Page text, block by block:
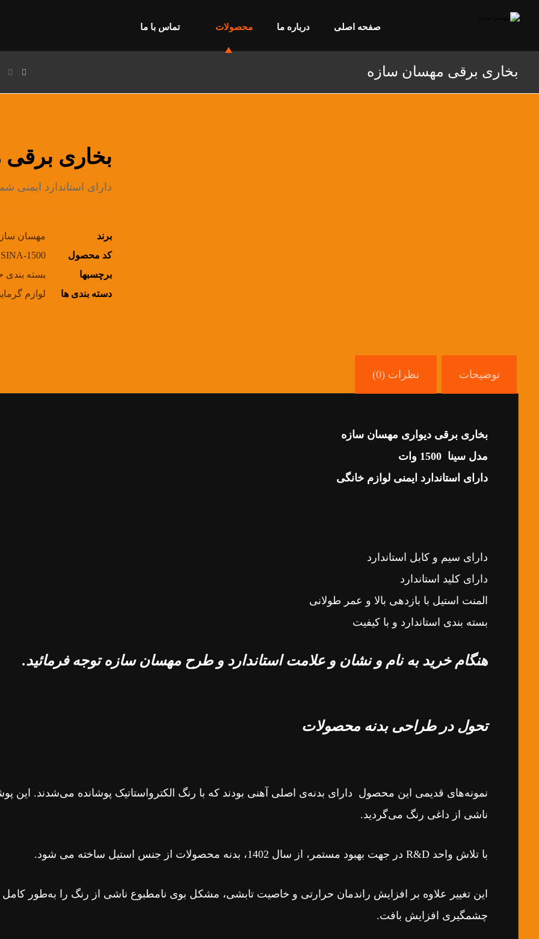
صفحه اصلی درباره ما محصولات تماس با ما
بخاری برقی مهسان سازه
بخاری
دارای استاندارد ایمنی شماره
برند
مهسان
کد محصول
SINA-1500
برچسبها
بسته بندی
دسته بندی ها
لوازم
توضیحات نظرات (0)
بخاری برقی دیواری مهسان سازه
مدل سینا 1500 وات
دارای استاندارد ایمنی لوازم خانگی
دارای سیم و کابل استاندارد
دارای کلید استاندارد
المنت استیل با بازدهی بالا و عمر طولانی
بسته بندی استاندارد و با کیفیت
هنگام خرید به نام و نشان و علامت استاندارد و طرح مهسان سازه توجه فرمائید.
تحول در طراحی بدنه محصولات
نمونه‌های قدیمی این محصول دارای بدنه‌ی اصلی آهنی بودند که با رنگ الکترواستاتیک پوشانده می‌شدند. این
ناشی از داغی رنگ می‌گردید.
با تلاش واحد R&D در جهت بهبود مستمر، از سال 1402، بدنه محصولات از جنس استیل ساخته می شود.
این تغییر علاوه بر افزایش راندمان حرارتی و خاصیت تابشی، مشکل بوی نامطبوع ناشی از رنگ را به‌طور
چشمگیری افزایش بافت.